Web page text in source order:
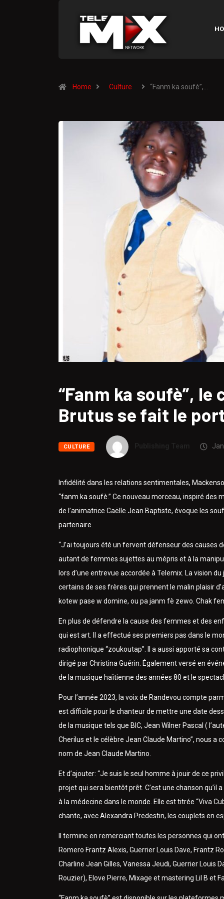
Home Culture “Fanm ka soufè”,…
“Fanm ka soufè”,
Brutus se fait le
CULTURE
Infidélité dans les relations sentimentales,
“fanm ka soufè.” Ce nouveau morceau, inspiré des
de l’animatrice Caëlle Jean Baptiste, évoque les
partenaire.
“J’ai toujours été un fervent défenseur des
autant de femmes sujettes au mépris et à la
lors d’une entrevue accordée à Telemix. La vision
certains de ses frères qui prennent le malin plaisir
kotew pase w domine, ou pa janm fè zewo. Chak
En plus de défendre la cause des femmes et des
qui est art. Il a effectué ses premiers pas dans le
radiophonique “zoukoutap”. Il a aussi apporté sa
dirigé par Christina Guérin. Également versé en
de la musique haïtienne des années 80 et le
Pour l’année 2023, la voix de Randevou compte
est difficile pour le chanteur de mettre une date
de la musique tels que BIC, Jean Wilner Pascal (
Cherilus et le célèbre Jean Claude Martino”, nous a
nom de Jean Claude Martino.
Et d’ajouter: “Je suis le seul homme à jouir de ce
projet qui sera bientôt prêt. C’est une chanson
à la médecine dans le monde. Elle est titrée “Viva
chante, avec Alexandra Predestin, les couplets en
Il termine en remerciant toutes les personnes qui
Romero Frantz Alexis, Guerrier Louis Dave, Frantz
Charline Jean Gilles, Vanessa Jeudi, Guerrier Louis
Rouzier), Elove Pierre, Mixage et mastering Lil B et